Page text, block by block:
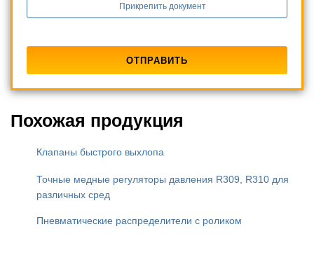
Прикрепить документ
Похожая продукция
Клапаны быстрого выхлопа
Точные медные регуляторы давления R309, R310 для
различных сред
Пневматические распределители с роликом